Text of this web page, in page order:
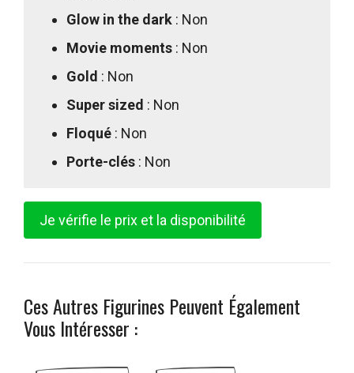
Glow in the dark : Non
Movie moments : Non
Gold : Non
Super sized : Non
Floqué : Non
Porte-clés : Non
Je vérifie le prix et la disponibilité
Ces Autres Figurines Peuvent Également
Vous Intéresser :